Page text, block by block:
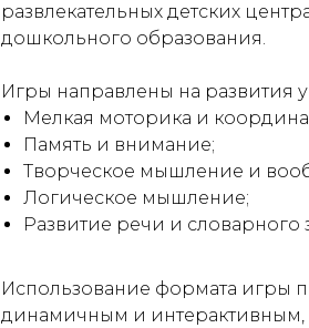
развлекательных детских
дошкольного образования.
Игры направлены на развития
Мелкая моторика и
Память и внимание;
Творческое мышление и
Логическое мышление;
Развитие речи и словарного
Использование формата игры
динамичным и интерактивным,